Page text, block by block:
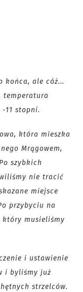
końca, ale cóż...
temperatura
11 stopni.
która mieszka
Mrągowem,
szybkich
nie tracić
miejsce
przybyciu na
musieliśmy
i ustawienie
i byliśmy już
strzelców.